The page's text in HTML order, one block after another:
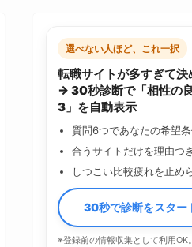
選べない人ほど、これ一択
転職サイトが多すぎて
→ 30秒診断で「相性の
3」を自動表示
質問6つであなたの希望
合うサイトだけを理由つ
しつこい比較疲れを止め
30秒で診断をスター
※登録前の情報収集として利用OK